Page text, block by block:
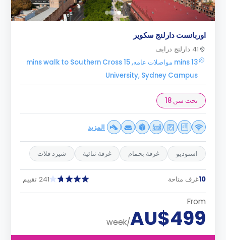
اوربانست دارلنج سكوير
41 دارلنج درايف
13 mins مواصلات عامه, 15 mins walk to Southern Cross
University, Sydney Campus
تحت سن 18
المزيد
استوديو غرفة بحمام غرفة ثنائية شيرد فلات
10غرف متاحة 241 تقييم
From
AU$499
/week